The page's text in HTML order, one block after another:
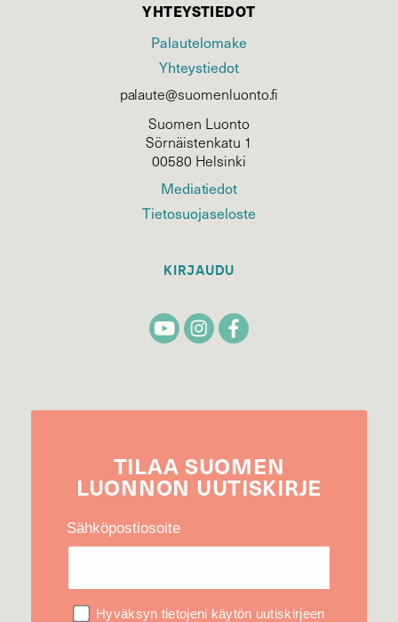
YHTEYSTIEDOT
Palautelomake
Yhteystiedot
palaute@suomenluonto.fi
Suomen Luonto
Sörnäistenkatu 1
00580 Helsinki
Mediatiedot
Tietosuojaseloste
KIRJAUDU
TILAA SUOMEN
LUONNON UUTIS­KIRJE
Sähköpostiosoite
Hyväksyn tietojeni käytön uutiskirjeen